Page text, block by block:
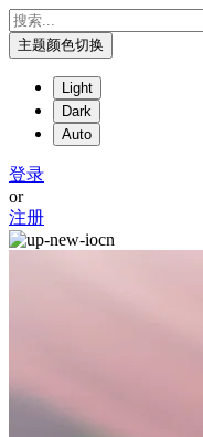
主题颜色切换
Light
Dark
Auto
登录
or
注册